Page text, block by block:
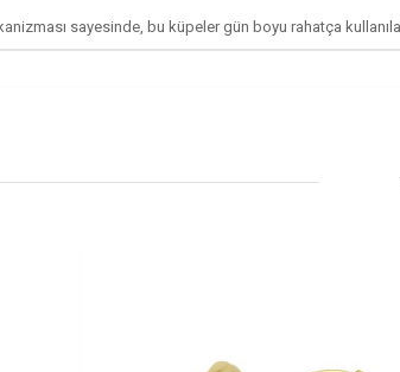
sayesinde, bu küpeler gün boyu rahatça